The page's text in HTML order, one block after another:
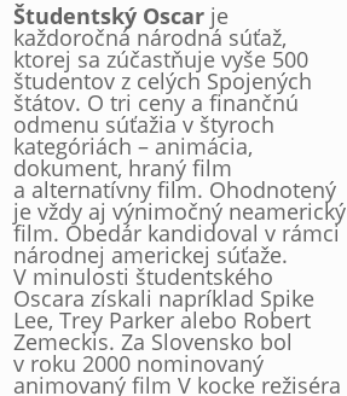
Študentský Oscar je
každoročná národná súťaž,
ktorej sa zúčastňuje vyše 500
študentov z celých Spojených
štátov. O tri ceny a finančnú
odmenu súťažia v štyroch
kategóriách – animácia,
dokument, hraný film
a alternatívny film. Ohodnotený
je vždy aj výnimočný neamerický
film. Obedár kandidoval v rámci
národnej americkej súťaže.
V minulosti študentského
Oscara získali napríklad Spike
Lee, Trey Parker alebo Robert
Zemeckis. Za Slovensko bol
v roku 2000 nominovaný
animovaný film V kocke režiséra